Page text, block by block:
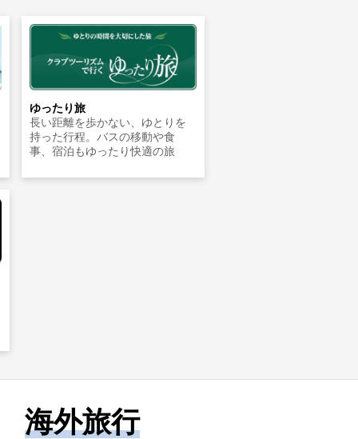
ゆったり旅
長い距離を歩かない、ゆとりを
持った行程。バスの移動や食
事、宿泊もゆったり快適の旅
海外旅行